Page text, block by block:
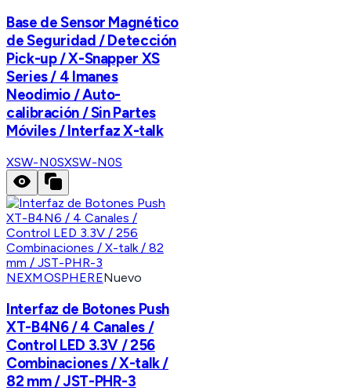
Base de Sensor Magnético
de Seguridad / Detección
Pick-up / X-Snapper XS
Series / 4 Imanes
Neodimio / Auto-
calibración / Sin Partes
Móviles / Interfaz X-talk
XSW-N0SXSW-N0S
NEXMOSPHERENuevo
Interfaz de Botones Push
XT-B4N6 / 4 Canales /
Control LED 3.3V / 256
Combinaciones / X-talk /
82 mm / JST-PHR-3